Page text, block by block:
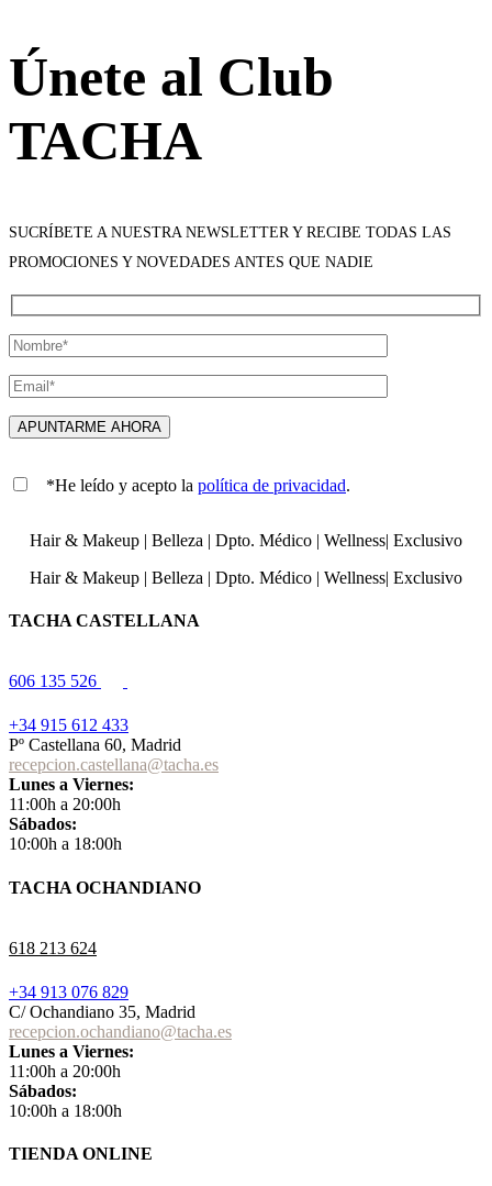
Únete al Club
TACHA
SUCRÍBETE A NUESTRA NEWSLETTER Y RECIBE TODAS LAS
PROMOCIONES Y NOVEDADES ANTES QUE NADIE
*He leído y acepto la política de privacidad.
Hair & Makeup | Belleza | Dpto. Médico | Wellness| Exclusivo
Hair & Makeup | Belleza | Dpto. Médico | Wellness| Exclusivo
TACHA CASTELLANA
606 135 526
+34 915 612 433
Pº Castellana 60, Madrid
recepcion.castellana@tacha.es
Lunes a Viernes:
11:00h a 20:00h
Sábados:
10:00h a 18:00h
TACHA OCHANDIANO
618 213 624
+34 913 076 829
C/ Ochandiano 35, Madrid
recepcion.ochandiano@tacha.es
Lunes a Viernes:
11:00h a 20:00h
Sábados:
10:00h a 18:00h
TIENDA ONLINE